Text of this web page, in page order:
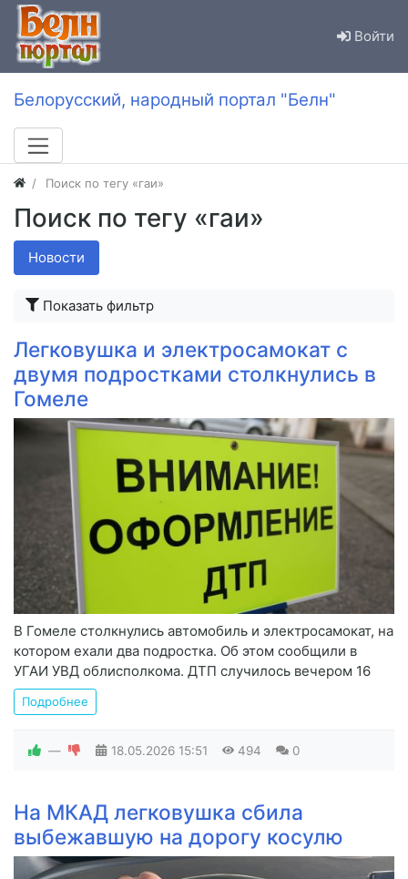
Войти
Белорусский, народный портал "Белн"
Поиск по тегу «гаи»
Поиск по тегу «гаи»
Новости
Показать фильтр
Легковушка и электросамокат с
двумя подростками столкнулись в
Гомеле
В Гомеле столкнулись автомобиль и электросамокат, на
котором ехали два подростка. Об этом сообщили в
УГАИ УВД облисполкома. ДТП случилось вечером 16
Подробнее
— 18.05.2026 15:51 494 0
На МКАД легковушка сбила
выбежавшую на дорогу косулю